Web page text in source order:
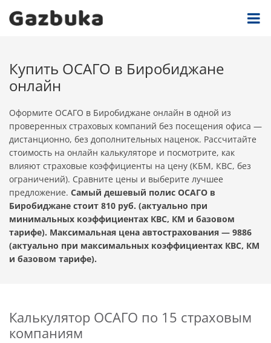
Купить ОСАГО в Биробиджане
онлайн
Оформите ОСАГО в Биробиджане онлайн в одной из
проверенных страховых компаний без посещения офиса —
дистанционно, без дополнительных наценок. Рассчитайте
стоимость на онлайн калькуляторе и посмотрите, как
влияют страховые коэффициенты на цену (КБМ, КВС, без
ограничений). Сравните цены и выберите лучшее
предложение. Самый дешевый полис ОСАГО в
Биробиджане стоит 810 руб. (актуально при
минимальных коэффициентах КВС, КМ и базовом
тарифе). Максимальная цена автострахования — 9886
(актуально при максимальных коэффициентах КВС, КМ
и базовом тарифе).
Калькулятор ОСАГО по 15 страховым
компаниям